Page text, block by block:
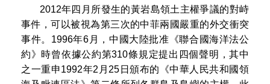
2012年四月所發生的黃岩島領土主權爭議的對峙
事件，可以被視為第三次的中菲兩國嚴重的外交衝突
事件。1996年6月，中國大陸批准《聯合國海洋法公
約》時曾依據公約第310條規定提出四個聲明，其中
之一重申1992年2月25日頒布的《中華人民共和國領